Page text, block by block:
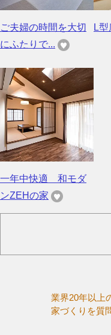
ご夫婦の時間を大切
にふたりで...
L
一年中快適 和モダ
ンZEHの家
業界20年以上
家づくりを質